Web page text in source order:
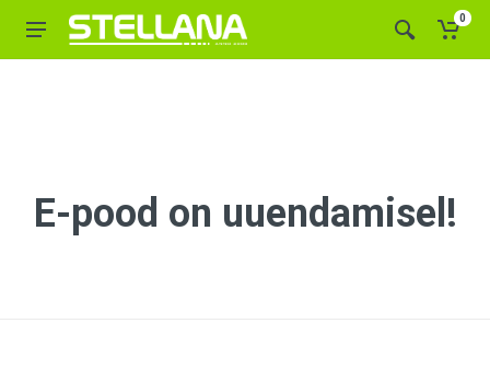
0
E-pood on uuendamisel!